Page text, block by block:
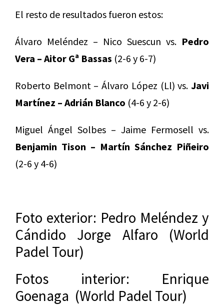
El resto de resultados fueron estos:
Álvaro Meléndez – Nico Suescun vs. Pedro
Vera – Aitor Gª Bassas (2-6 y 6-7)
Roberto Belmont – Álvaro López (Ll) vs. Javi
Martínez – Adrián Blanco (4-6 y 2-6)
Miguel Ángel Solbes – Jaime Fermosell vs.
Benjamin Tison – Martín Sánchez Piñeiro
(2-6 y 4-6)
Foto exterior: Pedro Meléndez y
Cándido Jorge Alfaro (World
Padel Tour)
Fotos interior: Enrique
Goenaga (World Padel Tour)